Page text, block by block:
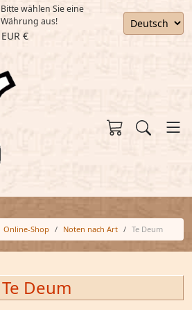
Bitte wählen Sie eine
Währung aus!
EUR €
Online-Shop Noten nach Art Te Deum
Te Deum